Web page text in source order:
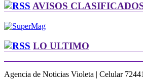
AVISOS
LO ULTIMO
Agencia de Noticias Violeta | Celular